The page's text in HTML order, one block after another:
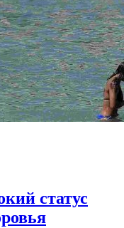
статус